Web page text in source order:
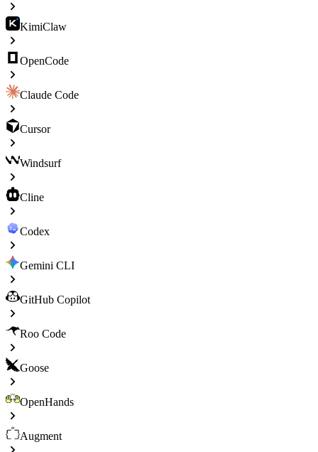
KimiClaw
OpenCode
Claude Code
Cursor
Windsurf
Cline
Codex
Gemini CLI
GitHub Copilot
Roo Code
Goose
OpenHands
Augment